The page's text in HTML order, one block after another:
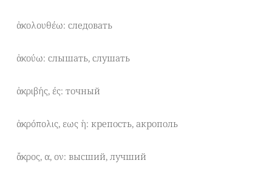
ἀκολουθέω: следовать
ἀκούω: слышать, слушать
ἀκριβής, ές: точный
ἀκρόπολις, εως ἡ: крепость, акрополь
ἄκρος, α, ον: высший, лучший